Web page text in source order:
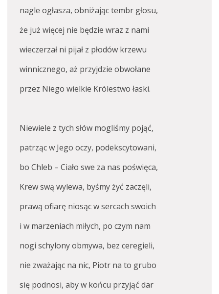
nagle ogłasza, obniżając tembr głosu,
że już więcej nie będzie wraz z nami
wieczerzał ni pijał z płodów krzewu
winnicznego, aż przyjdzie obwołane
przez Niego wielkie Królestwo łaski.
Niewiele z tych słów mogliśmy pojąć,
patrząc w Jego oczy, podekscytowani,
bo Chleb – Ciało swe za nas poświęca,
Krew swą wylewa, byśmy żyć zaczęli,
prawą ofiarę niosąc w sercach swoich
i w marzeniach miłych, po czym nam
nogi schylony obmywa, bez ceregieli,
nie zważając na nic, Piotr na to grubo
się podnosi, aby w końcu przyjąć dar